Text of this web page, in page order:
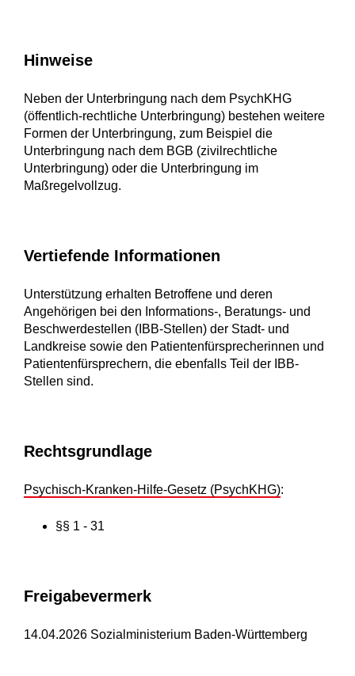
Hinweise
Neben der Unterbringung nach dem PsychKHG
(öffentlich-rechtliche Unterbringung) bestehen weitere
Formen der Unterbringung, zum Beispiel die
Unterbringung nach dem BGB (zivilrechtliche
Unterbringung) oder die Unterbringung im
Maßregelvollzug.
Vertiefende Informationen
Unterstützung erhalten Betroffene und deren
Angehörigen bei den Informations-, Beratungs- und
Beschwerdestellen (IBB-Stellen) der Stadt- und
Landkreise sowie den Patientenfürsprecherinnen und
Patientenfürsprechern, die ebenfalls Teil der IBB-
Stellen sind.
Rechtsgrundlage
Psychisch-Kranken-Hilfe-Gesetz (PsychKHG):
§§ 1 - 31
Freigabevermerk
14.04.2026 Sozialministerium Baden-Württemberg